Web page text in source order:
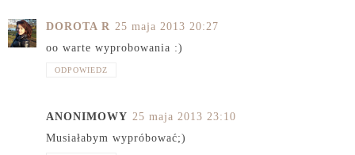
DOROTA R 25 maja 2013 20:27
oo warte wyprobowania :)
ODPOWIEDZ
ANONIMOWY 25 maja 2013 23:10
Musiałabym wypróbować;)